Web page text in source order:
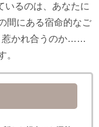
いるのは、あなたに
間にある宿命的なご
惹かれ合うのか……
。